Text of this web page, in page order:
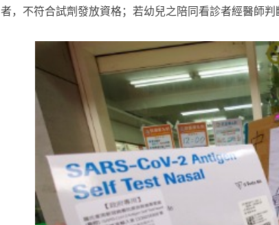
者，不符合試劑發放資格；若幼兒之陪同看診者經醫師判